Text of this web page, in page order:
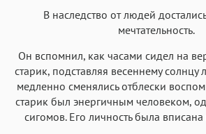
В наследство от людей
мечтательность.
Он вспомнил, как часами сидел на
старик, подставляя весеннему солнцу
медленно сменялись отблески
старик был энергичным человеком,
сигомов. Его личность была